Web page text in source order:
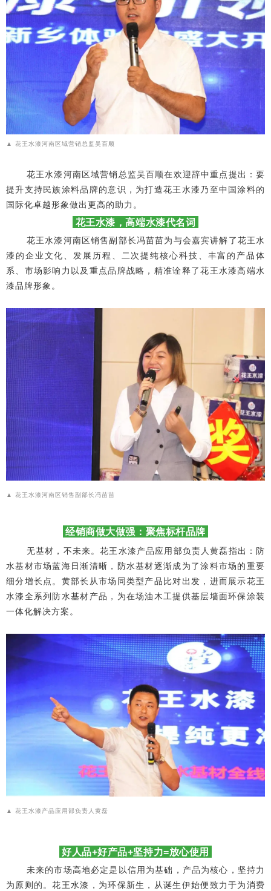
▲ 花王水漆河南区域营销总监吴百顺
花王水漆河南区域营销总监吴百顺在欢迎辞中重点提出： 要
提升支持民族涂料品牌的意识，为打造花王水漆乃至中国涂料的
国际化卓越形象做出更高的助力。
花王水漆，高端水漆代名词
花王水漆河南区销售副部长冯苗苗为与会嘉宾讲解了花王水
漆的企业文化、发展历程、二次提纯核心科技、丰富的产品体
系、市场影响力以及重点品牌战略，精准诠释了花王水漆高端水
漆品牌形象。
▲ 花王水漆河南区销售副部长冯苗苗
经销商做大做强： 聚焦标杆品牌
无基材，不未来。花王水漆产品应用部负责人黄磊指出：防
水基材市场蓝海日渐清晰，防水基材逐渐成为了涂料市场的重要
细分增长点。 黄部长从市场同类型产品比对出发，进而展示花王
水漆全系列防水基材产品，为在场油木工提供基层墙面环保涂装
一体化解决方案。
▲ 花王水漆产品应用部负责人黄磊
好人品+好产品+坚持力=放心使用
未来的市场高地必定是以信用为基础，产品为核心，坚持力
为原则的。花王水漆，为环保新生，从诞生伊始便致力于为消费